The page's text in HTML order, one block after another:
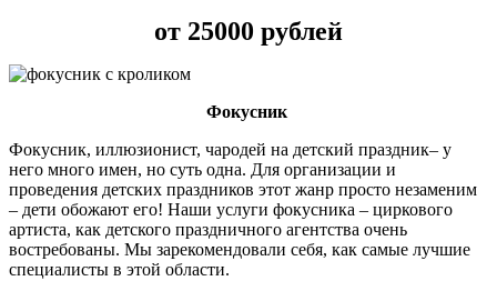
от 25000 рублей
Фокусник
Фокусник, иллюзионист, чародей на детский праздник– у
него много имен, но суть одна. Для организации и
проведения детских праздников этот жанр просто незаменим
– дети обожают его! Наши услуги фокусника – циркового
артиста, как детского праздничного агентства очень
востребованы. Мы зарекомендовали себя, как самые лучшие
специалисты в этой области.